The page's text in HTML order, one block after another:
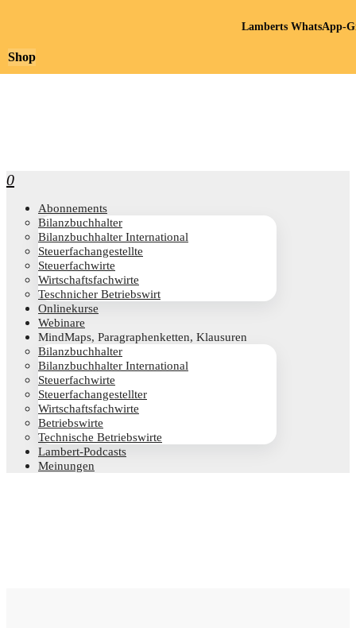
0
Abon­ne­ments
Bilanz­buch­hal­ter
Bilanz­buch­hal­ter International
Steu­er­fach­an­ge­stell­te
Steu­er­fach­wir­te
Wirt­schafts­fach­wir­te
Teschni­cher Betriebswirt
Online­kur­se
Web­i­na­re
Mind­Maps, Para­gra­phen­ket­ten, Klausuren
Bilanz­buch­hal­ter
Bilanz­buch­hal­ter International
Steu­er­fach­wir­te
Steu­er­fach­an­ge­stell­ter
Wirt­schafts­fach­wir­te
Betriebs­wir­te
Tech­ni­sche Betriebswirte
Lam­­bert-Pod­­casts
Mei­nun­gen
Shop
Lamberts WhatsApp-